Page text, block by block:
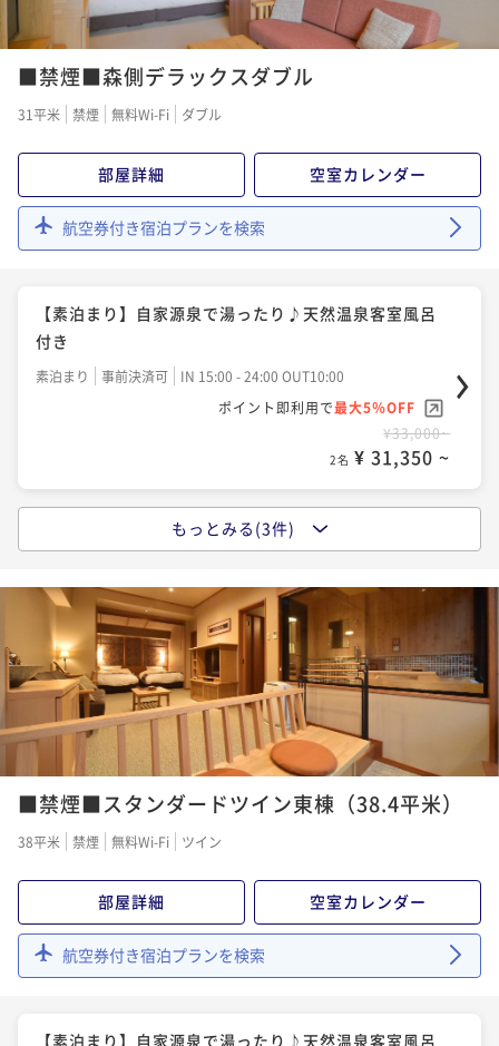
ポイント即利用で 最大5％OFF
¥102,960~
【早期割50】50日前までのご予約に★
二食付き 事前決済可
IN 15:00 - 19:45 OUT12:00
2名 ¥ 47,861 ~
【早期割２８】２８日前までのご予約に★
¥51,480~
【スタンダード】静かな森に抱かれた宿で癒しの休
二食付き 事前決済可
IN 15:00 - 20:00 OUT11:00
ポイント即利用で
¥54,230~
【連泊割★2食付】《清掃なし》ECOプラン～阿寒の森
を満喫、非日常にどっぷり浸かる旅
二食付き 事前決済可
IN 15:00 - 19:45 OUT11:00
ポイント即利用で 最大5％OFF
¥102,960~
2名 ¥ 97,812 ~
■禁煙■森側デラックスダブル
31平米 禁煙 無料Wi-Fi ダブル
部屋詳細 空室カレンダー
航空券付き宿泊プランを検索
【素泊まり】自家源泉で湯ったり♪天然温泉客室風呂
付き
素泊まり 事前決済可
IN 15:00 - 24:00 OUT10:00
ポイント即利用で最大5％OFF
¥33,000~
2名 ¥ 31,350 ~
【1泊朝食】遅い到着でも大丈夫★天然温泉客室風呂付
朝食付き 事前決済可
IN 15:00 - 22:00 OUT10:00
ポイント即利用で 最大5％OFF
¥42,350~
2名 ¥ 40,232 ~
【スタンダード】静かな森に抱かれた宿で癒しの休
日 天然温泉風呂完備
¥56,430~
2名 ¥ 53,608 ~
もっとみる(3件)
■禁煙■スタンダードツイン東棟（38.4平米）
38平米 禁煙 無料Wi-Fi ツイン
部屋詳細 空室カレンダー
航空券付き宿泊プランを検索
【素泊まり】自家源泉で湯ったり♪天然温泉客室風呂